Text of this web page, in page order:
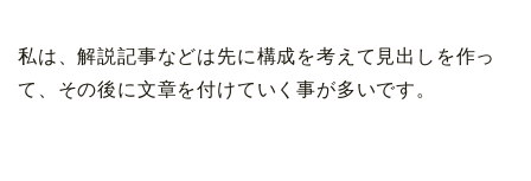
私は、解説記事などは先に構成を考えて見出しを作っ
て、その後に文章を付けていく事が多いです。